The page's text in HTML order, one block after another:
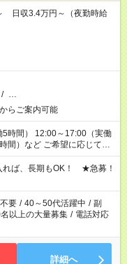
日収3.4万円～（夜勤時給
/ …
らご案内可能
時間） 12:00～17:00（実働
望に応じて、
担当へ相談ください！
ば、長期もOK！ ★急募！
要 / 40～50代活躍中 / 副
以上の大量募集 / 電話対応
詳細へ